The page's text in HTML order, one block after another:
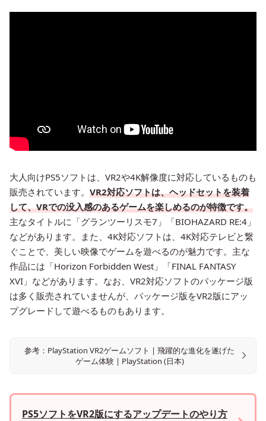
大人向けPS5ソフトは、VR2や4K解像度に対応しているものも
販売されています。 VR2対応ソフトは、ヘッドセットを装着
して、VRでの没入感のあるゲームを楽しめるのが特徴です。
主なタイトルに「グランツーリスモ7」「BIOHAZARD RE:4」
などがあります。また、4K対応ソフトは、4K対応テレビと繋
ぐことで、美しい映像でゲームを遊べるのが魅力です。主な
作品には「Horizon Forbidden West」「FINAL FANTASY
XVI」などがあります。なお、VR2対応ソフトのパッケージ版
は多く販売されていませんが、パッケージ版をVR2版にアッ
プグレードして遊べるものもあります。
参考：PlayStation VR2ゲームソフト | 飛躍的な進化を遂げた
ゲーム体験 | PlayStation (日本)
PS5ソフトをVR2版にするアップデートのやり方